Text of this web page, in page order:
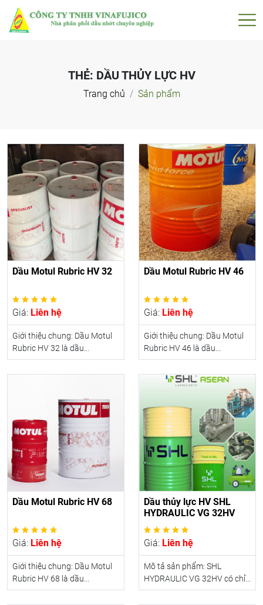
THẺ: DẦU THỦY LỰC HV
Trang chủ Sản phẩm
Dầu Motul Rubric HV 32
Giá: Liên hệ
Giới thiệu chung: Dầu Motul
Rubric HV 32 là dầu...
Dầu Motul Rubric HV 46
Giá: Liên hệ
Giới thiệu chung: Dầu Motul
Rubric HV 46 là dầu...
Dầu Motul Rubric HV 68
Giá: Liên hệ
Giới thiệu chung: Dầu Motul
Rubric HV 68 là dầu...
Dầu thủy lực HV SHL
HYDRAULIC VG 32HV
Giá: Liên hệ
Mô tả sản phẩm: SHL
HYDRAULIC VG 32HV có chỉ...